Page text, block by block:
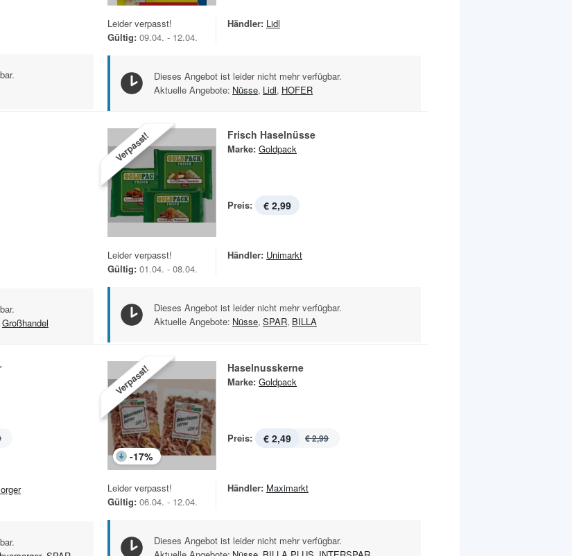
Leider verpasst!
Gültig: 09.04. - 12.04.
Händler: Lidl
Dieses Angebot ist leider nicht mehr verfügbar.
Aktuelle Angebote: Nüsse, Lidl, HOFER
Großhandel
Verpasst! Frisch Haselnüsse
Marke: Goldpack
Preis: € 2,99
Leider verpasst!
Gültig: 01.04. - 08.04.
Händler: Unimarkt
Dieses Angebot ist leider nicht mehr verfügbar.
Aktuelle Angebote: Nüsse, SPAR, BILLA
Verpasst!
-17%
Haselnusskerne
Marke: Goldpack
Preis: € 2,49 € 2,99
Leider verpasst!
Gültig: 06.04. - 12.04.
Händler: Maximarkt
Dieses Angebot ist leider nicht mehr verfügbar.